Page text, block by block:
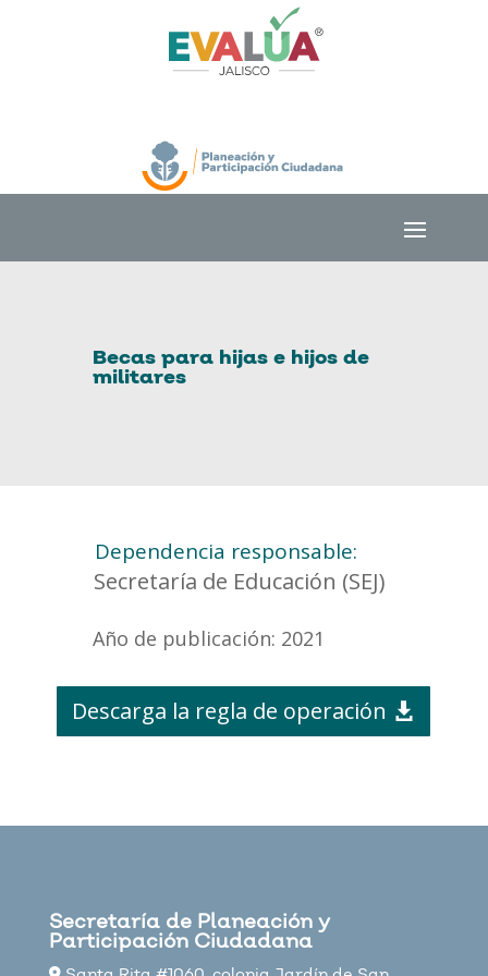
Becas para hijas e hijos de
militares
Dependencia responsable:
Secretaría de Educación (SEJ)
Año de publicación: 2021
Descarga la regla de operación
Secretaría de Planeación y
Participación Ciudadana